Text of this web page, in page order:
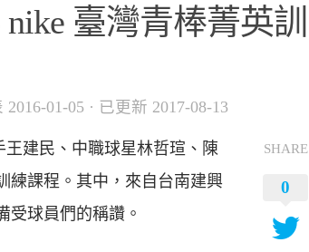
nike 臺灣青棒菁英訓
2016-01-05 · 已更新 2017-08-13
王建民、中職球星林哲瑄、陳
練課程。其中，來自台南建興
受球員們的稱讚。
SHARE
0